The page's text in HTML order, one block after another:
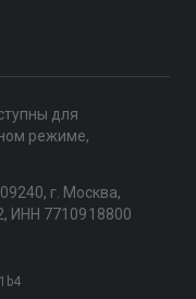
для
режиме,
г. Москва,
ИНН 7710918800